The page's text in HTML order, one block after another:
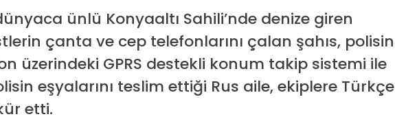
ünlü Konyaaltı Sahili’nde denize giren
çanta ve cep telefonlarını çalan şahıs, polisin
üzerindeki GPRS destekli konum takip sistemi ile
eşyalarını teslim ettiği Rus aile, ekiplere Türkçe
etti.